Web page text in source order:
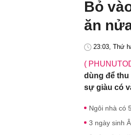
Bỏ
ăn
23:03, Thứ
(
dùng để thu
sự giàu có
Ngôi nhà có
3 ngày sinh